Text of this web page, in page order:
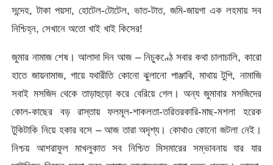
সন্দেহ, টাকা পয়সা, হোটেল-টোটেল, ভাত-টাত, জমি-জায়গা এক লহমায় সব
নিশ্চিহ্ন, সেখানে অতো খাই খাই কিসের!
জুমার নামাজ শেষ। আলাদা দিন আজ – নিচুকণ্ঠে সবার কথা চালাচালি, কারো
হাতে জায়নামাজ, গায়ে যথারীতি কোনো ঝুলানো পাঞ্জাবি, মাথায় টুপি, নামাজি
সবাই মসজিদ থেকে তাড়াহুড়ো করে বেরিয়ে গেল। অন্য জুমাবার মসজিদের
কোল-কাছের বড় রাস্তায় ফলমূল-শাকলতা-তরিতরকারি-মাছ-মশলা হরেক
টুকিটাকি নিয়ে হকার বসে – আজ তারা অদৃশ্য। কোথাও কোনো জটলা নেই।
নিশ্চয় আশরাফুল মাখলুকাত সব নিশ্চিত মিসমারের সম্ভাবনায় যার যার